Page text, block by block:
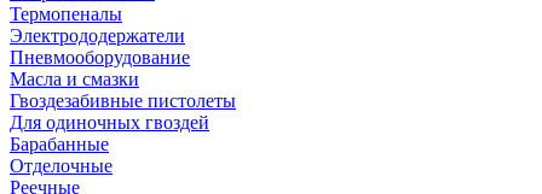
Термопеналы
Электрододержатели
Пневмооборудование
Масла и смазки
Гвоздезабивные пистолеты
Для одиночных гвоздей
Барабанные
Отделочные
Реечные